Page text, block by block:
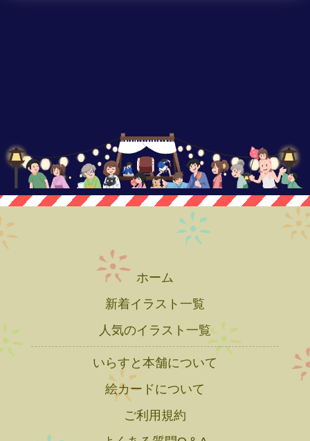
ホーム
新着イラスト一覧
人気のイラスト一覧
いらすと本舗について
絵カードについて
ご利用規約